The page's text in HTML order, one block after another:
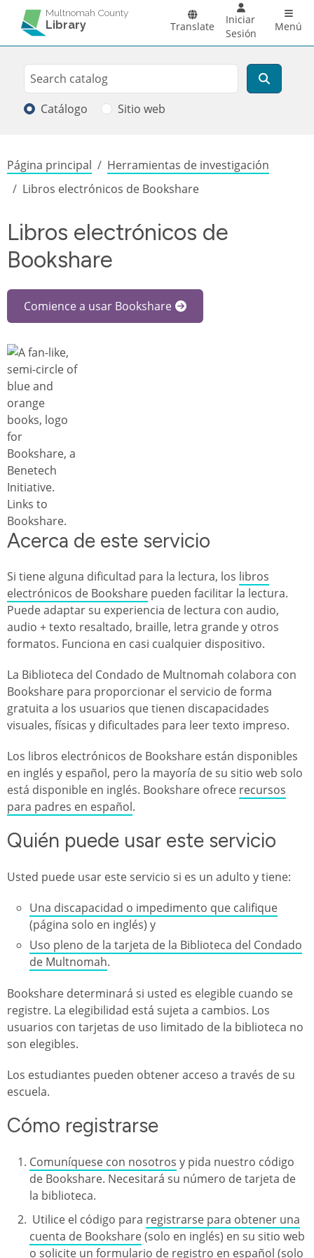
Pasar al contenido principal
Multnomah County
Library Translate
Iniciar
Sesión
Menú
Search
Buscar
Catálogo Sitio web
Sobrescribir enlaces de ayuda a la
Página principal
Herramientas de investigación
Libros electrónicos de Bookshare
Libros electrónicos de
Bookshare
Comience a usar Bookshare
Image
Acerca de este servicio
Si tiene alguna dificultad para la lectura, los libros
electrónicos de Bookshare pueden facilitar la lectura.
Puede adaptar su experiencia de lectura con audio,
audio + texto resaltado, braille, letra grande y otros
formatos. Funciona en casi cualquier dispositivo.
La Biblioteca del Condado de Multnomah colabora con
Bookshare para proporcionar el servicio de forma
gratuita a los usuarios que tienen discapacidades
visuales, físicas y dificultades para leer texto impreso.
Los libros electrónicos de Bookshare están disponibles
en inglés y español, pero la mayoría de su sitio web solo
está disponible en inglés. Bookshare ofrece recursos
para padres en español.
Quién puede usar este servicio
Usted puede usar este servicio si es un adulto y tiene:
Una discapacidad o impedimento que califique
(página solo en inglés) y
Uso pleno de la tarjeta de la Biblioteca del Condado
de Multnomah.
Bookshare determinará si usted es elegible cuando se
registre. La elegibilidad está sujeta a cambios. Los
usuarios con tarjetas de uso limitado de la biblioteca no
son elegibles.
Los estudiantes pueden obtener acceso a través de su
escuela.
Cómo registrarse
Comuníquese con nosotros y pida nuestro código
de Bookshare. Necesitará su número de tarjeta de
la biblioteca.
Utilice el código para registrarse para obtener una
cuenta de Bookshare(solo en inglés) en su sitio web
o solicite un formulario de registro en español (solo